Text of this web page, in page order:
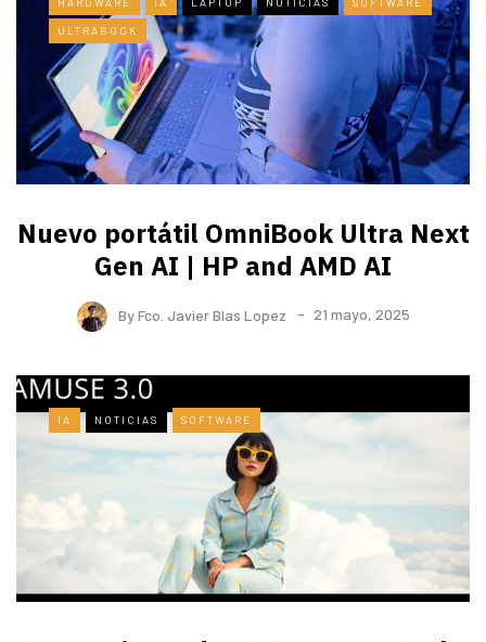
HARDWARE IA LAPTOP NOTICIAS SOFTWARE
ULTRABOOK
Nuevo portátil OmniBook Ultra ​Next
Gen AI | HP and AMD AI
ByFco. Javier Blas Lopez 21 mayo, 2025
IA NOTICIAS SOFTWARE